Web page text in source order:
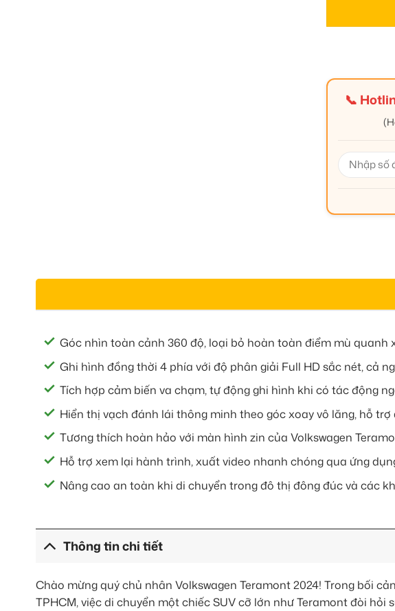
📞
Góc nhìn toàn cảnh 360 độ, loại bỏ hoàn toàn điểm mù quanh
Ghi hình đồng thời 4 phía với độ phân giải Full HD sắc nét, cả
Tích hợp cảm biến va chạm, tự động ghi hình khi có tác động
Hiển thị vạch đánh lái thông minh theo góc xoay vô lăng, hỗ trợ
Tương thích hoàn hảo với màn hình zin của Volkswagen
Hỗ trợ xem lại hành trình, xuất video nhanh chóng qua ứng
Nâng cao an toàn khi di chuyển trong đô thị đông đúc và các
Thông tin chi tiết
Chào mừng quý chủ nhân Volkswagen Teramont 2024! Trong bối
TPHCM, việc di chuyển một chiếc SUV cỡ lớn như Teramont đòi